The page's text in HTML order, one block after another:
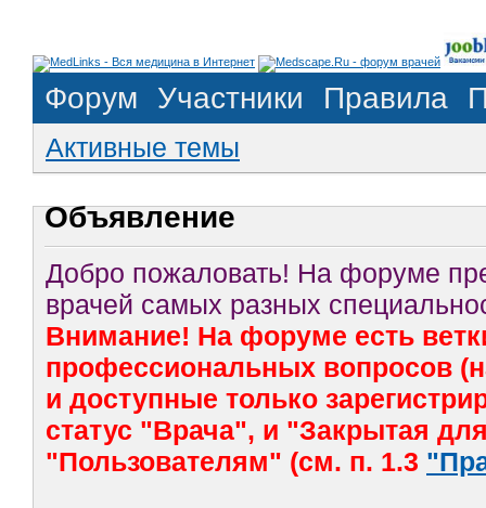
Форум Участники Правила
Активные темы
Объявление
Добро пожаловать! На форуме
врачей самых разных
Внимание! На форуме есть
профессиональных вопросов
и доступные только
статус "Врача", и "Закрытая
"Пользователям" (см. п. 1.3